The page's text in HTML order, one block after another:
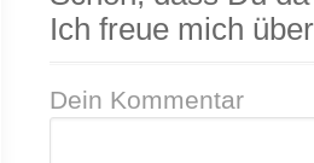
Ich freue mich
Dein Kommentar